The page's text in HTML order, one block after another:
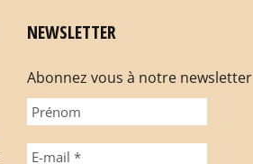
NEWSLETTER
Abonnez vous à notre newsletter